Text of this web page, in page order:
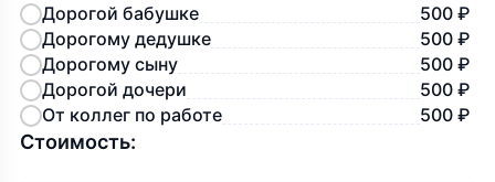
Дорогой бабушке
500 ₽
Дорогому дедушке
500 ₽
Дорогому сыну
500 ₽
Дорогой дочери
500 ₽
От коллег по работе
500 ₽
Стоимость: